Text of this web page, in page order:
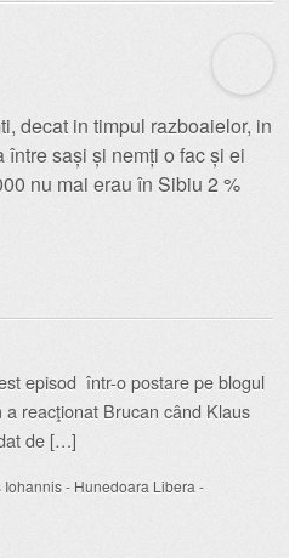
decat in timpul razboaielor, in
sași și nemți o fac și ei
nu mai erau în Sibiu 2 %
episod într-o postare pe blogul
reacţionat Brucan când Klaus
de […]
- Hunedoara Libera-